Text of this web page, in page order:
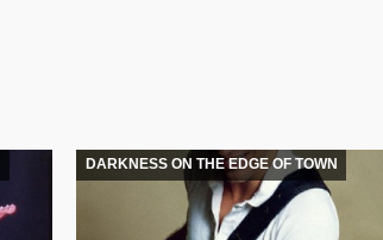
DARKNESS ON THE EDGE OF TOWN